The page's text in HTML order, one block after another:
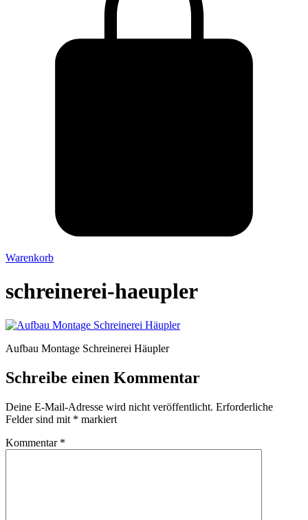
Warenkorb
schreinerei-haeupler
Aufbau Montage Schreinerei Häupler
Schreibe einen Kommentar
Deine E-Mail-Adresse wird nicht veröffentlicht. Erforderliche
Felder sind mit * markiert
Kommentar *